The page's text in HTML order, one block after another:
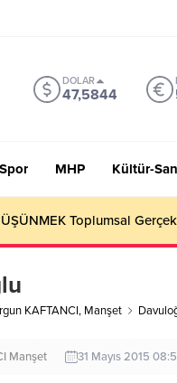
DOLAR
47,5844
Spor MHP Kültür-
Sevmiyoruz Herhalde
KAFTANCI, Manşet
Manşet 31 Mayıs 2015